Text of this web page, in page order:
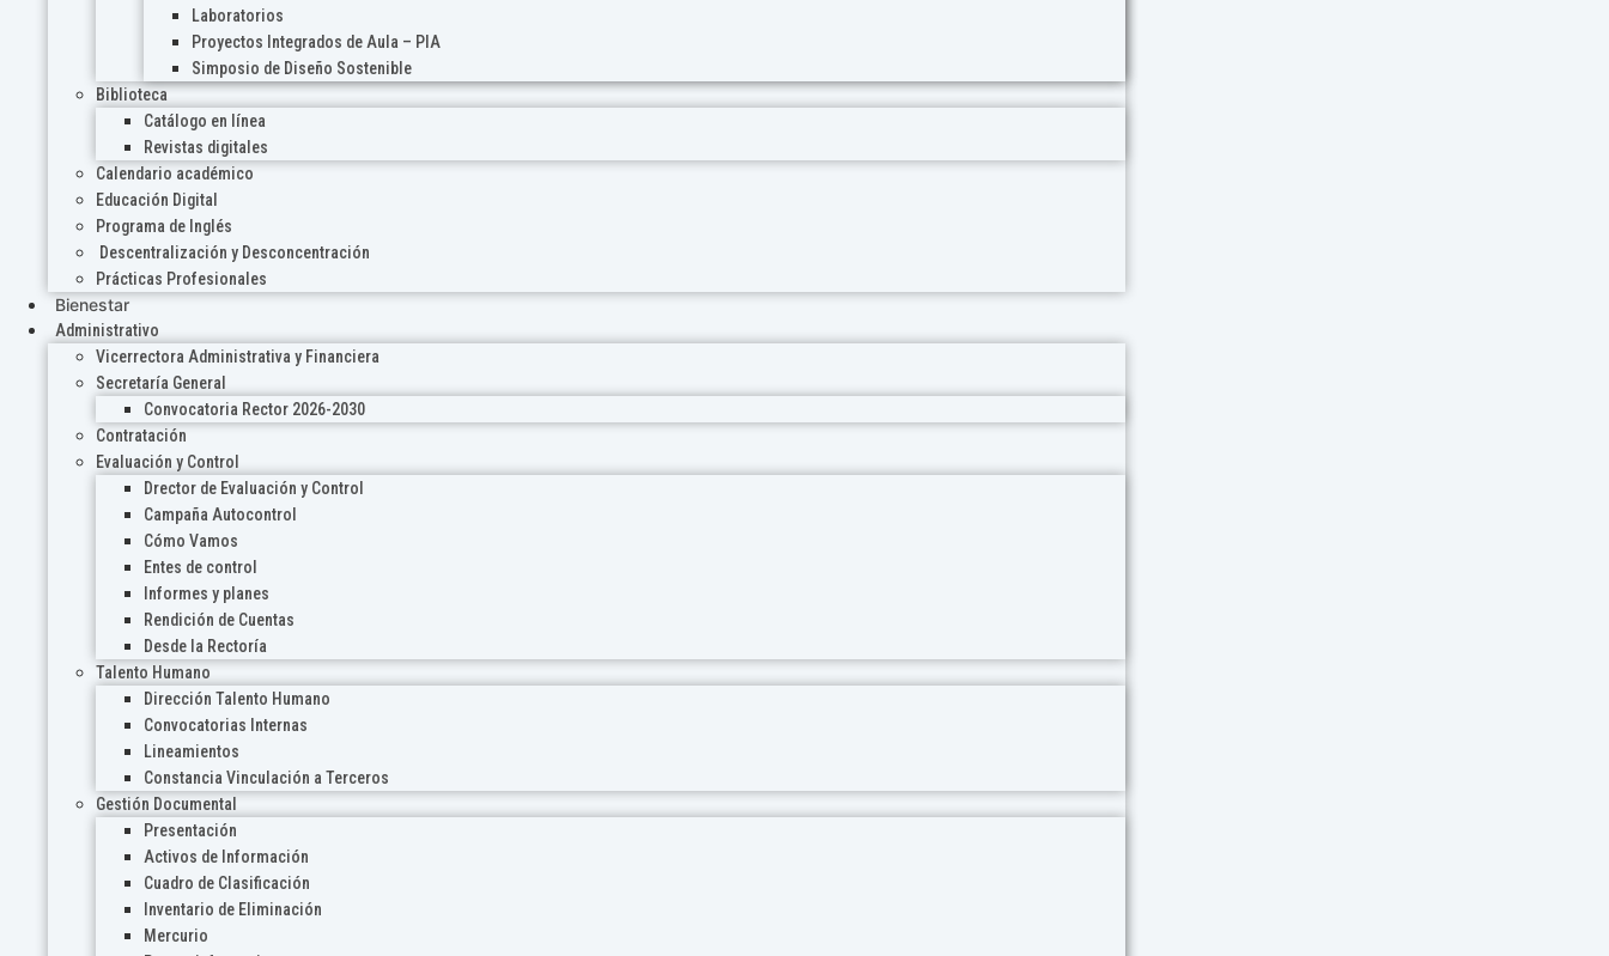
Laboratorios
Proyectos Integrados de Aula – PIA
Simposio de Diseño Sostenible
Biblioteca
Catálogo en línea
Revistas digitales
Calendario académico
Educación Digital
Programa de Inglés
Descentralización y Desconcentración
Prácticas Profesionales
Bienestar
Administrativo
Vicerrectora Administrativa y Financiera
Secretaría General
Convocatoria Rector 2026-2030
Contratación
Evaluación y Control
Drector de Evaluación y Control
Campaña Autocontrol
Cómo Vamos
Entes de control
Informes y planes
Rendición de Cuentas
Desde la Rectoría
Talento Humano
Dirección Talento Humano
Convocatorias Internas
Lineamientos
Constancia Vinculación a Terceros
Gestión Documental
Presentación
Activos de Información
Cuadro de Clasificación
Inventario de Eliminación
Mercurio